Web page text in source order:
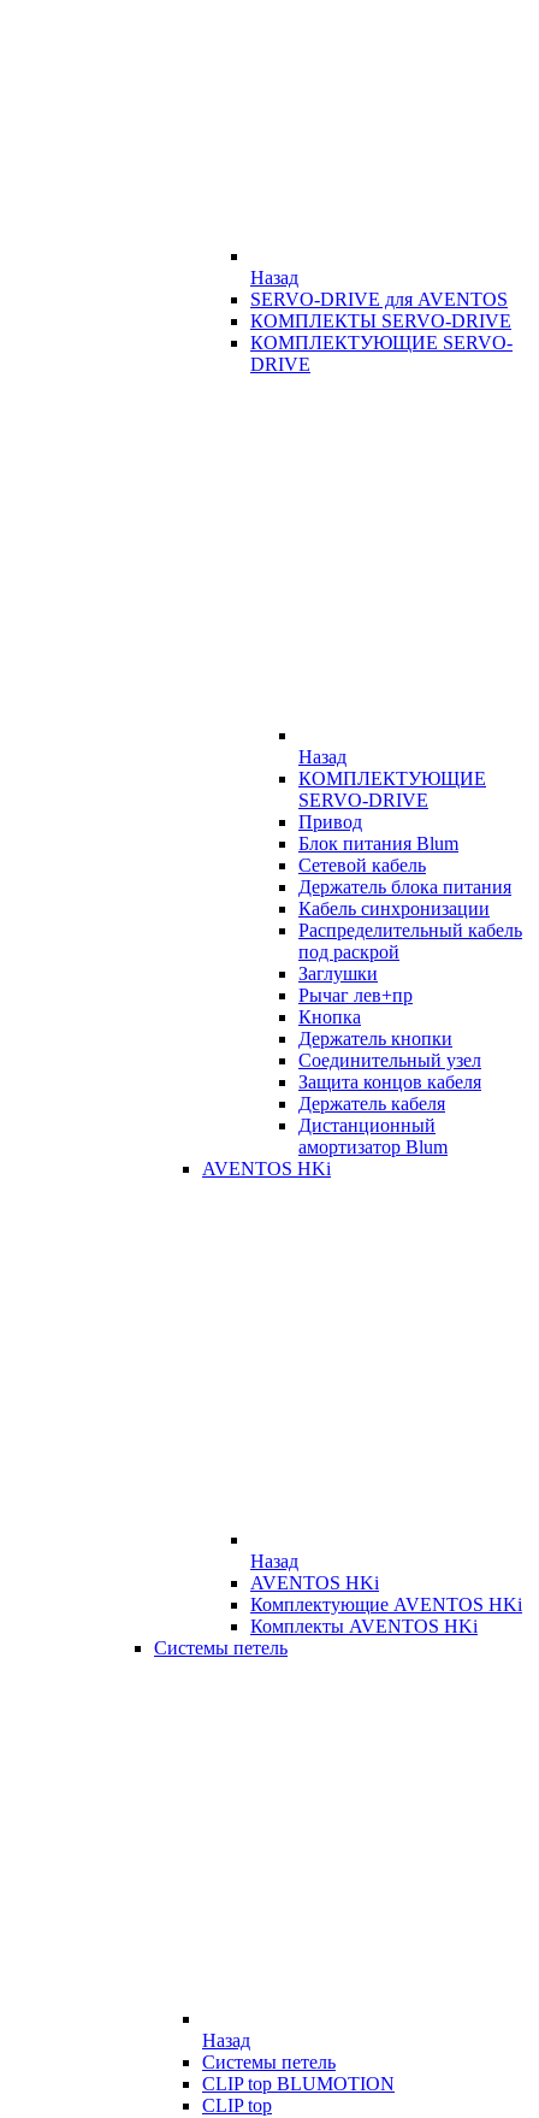
Назад
SERVO-DRIVE для AVENTOS
КОМПЛЕКТЫ SERVO-DRIVE
КОМПЛЕКТУЮЩИЕ SERVO-
DRIVE
Назад
КОМПЛЕКТУЮЩИЕ
SERVO-DRIVE
Привод
Блок питания Blum
Сетевой кабель
Держатель блока питания
Кабель синхронизации
Распределительный кабель
под раскрой
Заглушки
Рычаг лев+пр
Кнопка
Держатель кнопки
Соединительный узел
Защита концов кабеля
Держатель кабеля
Дистанционный
амортизатор Blum
AVENTOS HKi
Назад
AVENTOS HKi
Комплектующие AVENTOS HKi
Комплекты AVENTOS HKi
Системы петель
Назад
Системы петель
CLIP top BLUMOTION
CLIP top